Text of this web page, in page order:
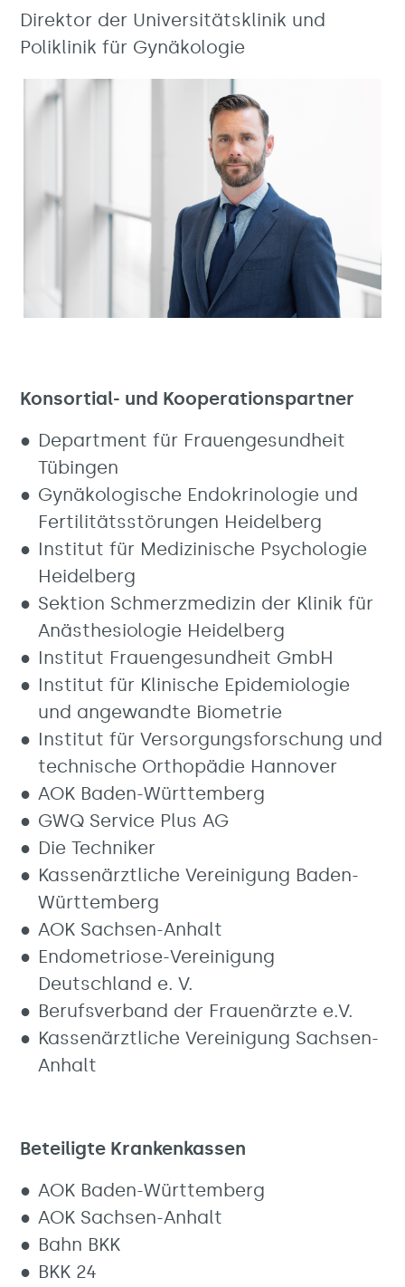
Direktor der Universitätsklinik und
Poliklinik für Gynäkologie
Konsortial- und Kooperationspartner
Department für Frauengesundheit
Tübingen
Gynäkologische Endokrinologie und
Fertilitätsstörungen Heidelberg
Institut für Medizinische Psychologie
Heidelberg
Sektion Schmerzmedizin der Klinik für
Anästhesiologie Heidelberg
Institut Frauengesundheit GmbH
Institut für Klinische Epidemiologie
und angewandte Biometrie
Institut für Versorgungsforschung und
technische Orthopädie Hannover
AOK Baden-Württemberg
GWQ Service Plus AG
Die Techniker
Kassenärztliche Vereinigung Baden-
Württemberg
AOK Sachsen-Anhalt
Endometriose-Vereinigung
Deutschland e. V.
Berufsverband der Frauenärzte e.V.
Kassenärztliche Vereinigung Sachsen-
Anhalt
Beteiligte Krankenkassen
AOK Baden-Württemberg
AOK Sachsen-Anhalt
Bahn BKK
BKK 24